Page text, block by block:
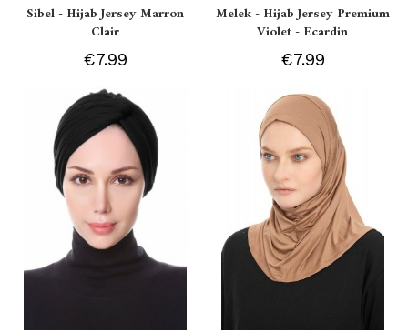
Sibel - Hijab Jersey Marron
Clair
€7.99
Melek - Hijab Jersey Premium
Violet - Ecardin
€7.99